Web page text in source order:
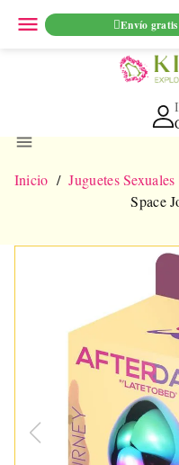
ENVIO GRATUITO EN
menu
Inicio Juguetes Sexuales
Space
menu Envío gratis